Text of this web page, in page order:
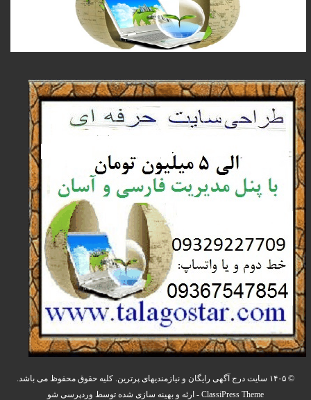
© ۱۴۰۵ سایت درج آگهی رایگان و نیازمندیهای پرترین. کلیه حقوق محفوظ می باشد.
ClassiPress Theme - ارئه و بهینه سازی شده توسط وردپرسی شو